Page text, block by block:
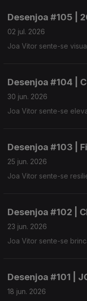
Desenjoa #105 |
02 jul. 2026
Joa Vitor sente-se
Desenjoa #104 |
30 jun. 2026
Joa Vitor sente-se
Desenjoa #103 |
25 jun. 2026
Joa Vitor sente-se
Desenjoa #102 |
23 jun. 2026
Joa Vitor sente-se
Desenjoa #101 |
18 jun. 2026